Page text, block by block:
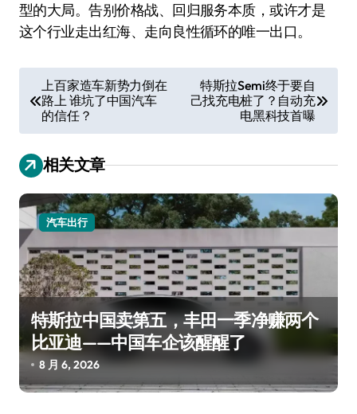
型的大局。告别价格战、回归服务本质，或许才是
这个行业走出红海、走向良性循环的唯一出口。
章
导
航
上百家造车新势力倒在
路上 谁坑了中国汽车
的信任？
特斯拉Semi终于要自
己找充电桩了？自动充
电黑科技首曝
相关文章
汽车出行
特斯拉中国卖第五，丰田一季净赚两个
比亚迪——中国车企该醒醒了
8 月 6, 2026